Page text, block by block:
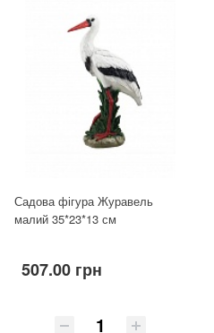
Садова фігура Журавель
малий 35*23*13 см
507.00 грн